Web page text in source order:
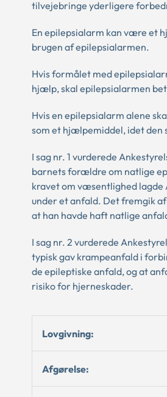
tilvejebringe yderligere
En epilepsialarm kan være et
brugen af epilepsialarmen.
Hvis formålet med
hjælp, skal epilepsialarmen
Hvis en epilepsialarm alene
som et hjælpemiddel, idet den
I sag nr. 1 vurderede
barnets forældre om natlige
kravet om væsentlighed
under et anfald. Det fremgik
at han havde haft natlige
I sag nr. 2 vurderede
typisk gav krampeanfald i
de epileptiske anfald, og at
risiko for hjerneskader.
Lovgivning:
Afgørelse: